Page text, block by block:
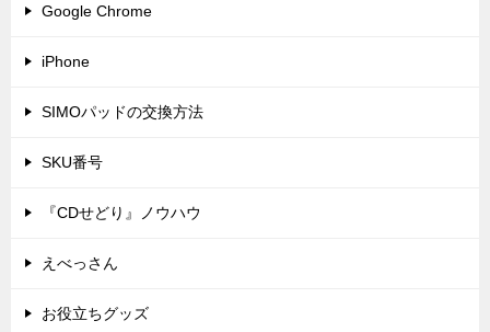
Google Chrome
iPhone
SIMOパッドの交換方法
SKU番号
『CDせどり』ノウハウ
えべっさん
お役立ちグッズ